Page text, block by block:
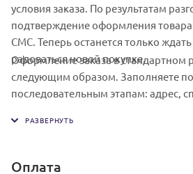
условия заказа. По результатам
подтверждение оформления товара
СМС. Теперь останется только
радоваться новой покупке.
Оформление заказа в стандартном
следующим образом. Заполняете
последовательным этапам: адрес,
написать информацию, которая
Оплата